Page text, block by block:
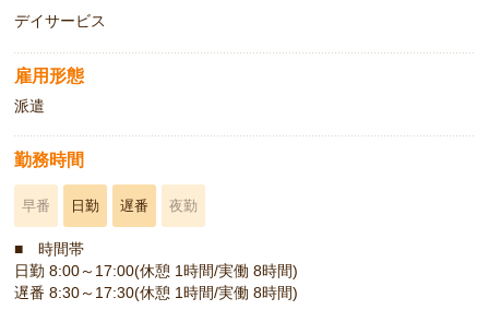
デイサービス
雇用形態
派遣
勤務時間
早番 日勤 遅番 夜勤
■ 時間帯
日勤 8:00～17:00(休憩 1時間/実働 8時間)
遅番 8:30～17:30(休憩 1時間/実働 8時間)